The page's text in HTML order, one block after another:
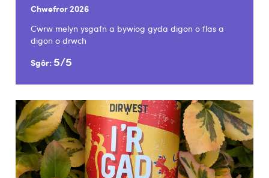
Chwefror 2026
Cwrw melyn ysgafn a bywiog gyda digon o flas a
digon o drwch
Sgôr: 5/5